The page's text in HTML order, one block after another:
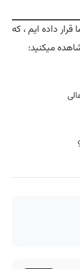
داده ایم ، که
میکنید: